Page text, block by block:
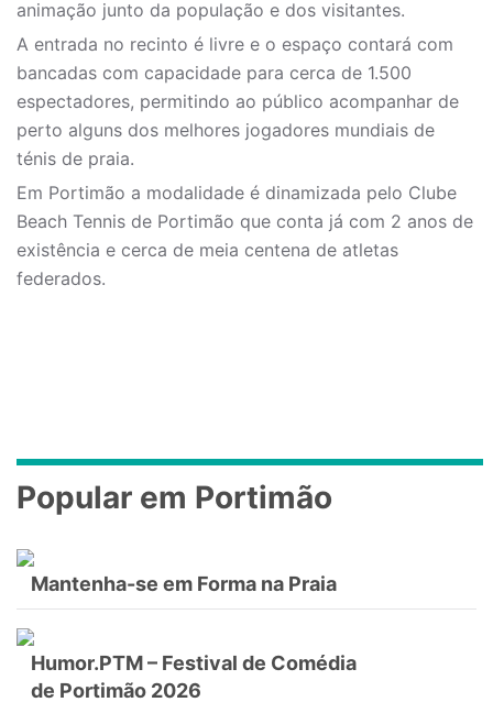
animação junto da população e dos visitantes.
A entrada no recinto é livre e o espaço contará com
bancadas com capacidade para cerca de 1.500
espectadores, permitindo ao público acompanhar de
perto alguns dos melhores jogadores mundiais de
ténis de praia.
Em Portimão a modalidade é dinamizada pelo Clube
Beach Tennis de Portimão que conta já com 2 anos de
existência e cerca de meia centena de atletas
federados.
Popular em Portimão
Mantenha-se em Forma na Praia
Humor.PTM – Festival de Comédia
de Portimão 2026